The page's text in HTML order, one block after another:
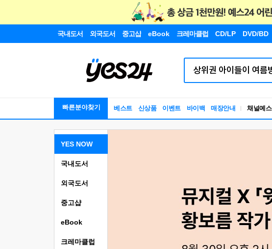
국내도서 외국도서 중고샵 eBook 크레마클럽 CD/LP DVD/BD
빠른분야찾기 베스트 신상품 이벤트 바이백 매장안내 채널예스
YES NOW
국내도서
외국도서
중고샵
eBook
크레마클럽